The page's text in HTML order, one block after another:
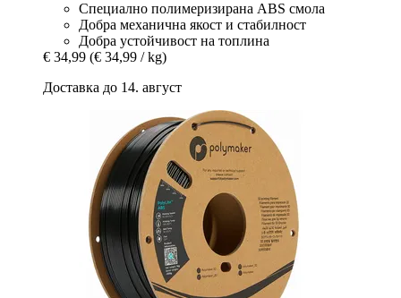
Специално полимеризирана ABS смола
Добра механична якост и стабилност
Добра устойчивост на топлина
€ 34,99 (€ 34,99 / kg)
Доставка до 14. август